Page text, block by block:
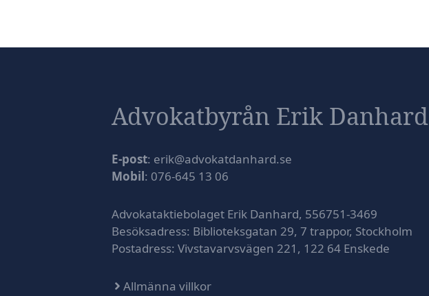
Advokatbyrån Erik Danhard
E-post: erik@advokatdanhard.se
Mobil: 076-645 13 06
Advokataktiebolaget Erik Danhard, 556751-3469
Besöksadress: Biblioteksgatan 29, 7 trappor, Stockholm
Postadress: Vivstavarvsvägen 221, 122 64 Enskede
Allmänna villkor